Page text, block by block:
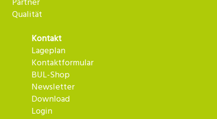
Qualität
Kontakt
Lageplan
Kontaktformular
BUL-Shop
Newsletter
Download
Login